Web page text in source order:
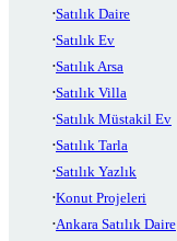
Satılık Daire
Satılık Ev
Satılık Arsa
Satılık Villa
Satılık Müstakil Ev
Satılık Tarla
Satılık Yazlık
Konut Projeleri
Ankara Satılık Daire